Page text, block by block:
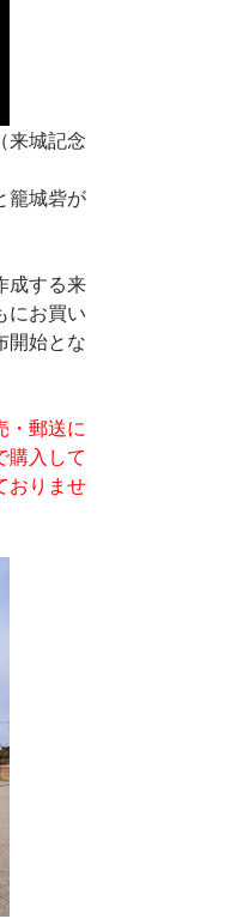
来城記念
籠城砦が
成する来
にお買い
開始とな
・郵送に
購入して
おりませ